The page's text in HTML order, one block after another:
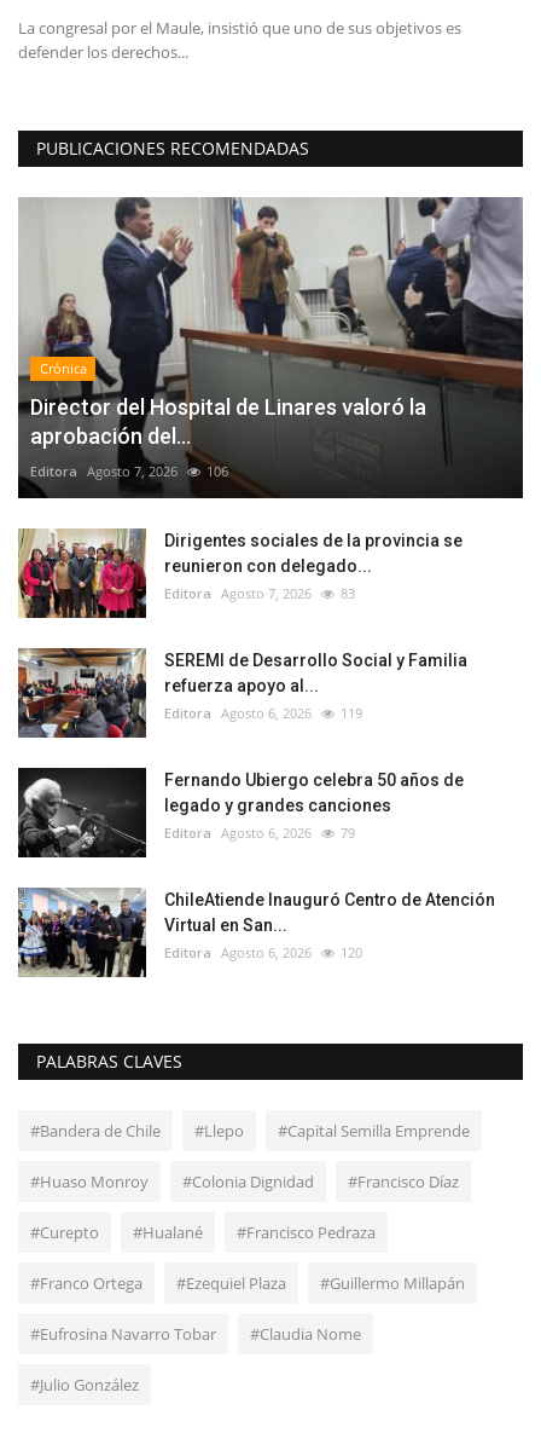
La congresal por el Maule, insistió que uno de sus objetivos es
defender los derechos...
PUBLICACIONES RECOMENDADAS
Crónica
Director del Hospital de Linares valoró la
aprobación del...
Editora Agosto 7, 2026 106
Dirigentes sociales de la provincia se
reunieron con delegado...
Editora Agosto 7, 2026 83
SEREMI de Desarrollo Social y Familia
refuerza apoyo al...
Editora Agosto 6, 2026 119
Fernando Ubiergo celebra 50 años de
legado y grandes canciones
Editora Agosto 6, 2026 79
ChileAtiende Inauguró Centro de Atención
Virtual en San...
Editora Agosto 6, 2026 120
PALABRAS CLAVES
#Bandera de Chile #Llepo #Capital Semilla Emprende
#Huaso Monroy #Colonia Dignidad #Francisco Díaz
#Curepto #Hualané #Francisco Pedraza
#Franco Ortega #Ezequiel Plaza #Guillermo Millapán
#Eufrosina Navarro Tobar #Claudia Nome
#Julio González